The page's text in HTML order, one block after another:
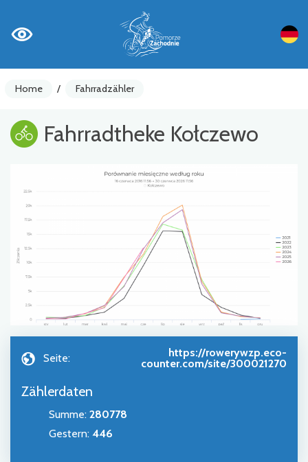
Home / Fahrradzähler
Fahrradtheke Kołczewo
Seite:
https://rowerywzp.eco-
counter.com/site/300021270
Zählerdaten
Summe: 280778
Gestern: 446